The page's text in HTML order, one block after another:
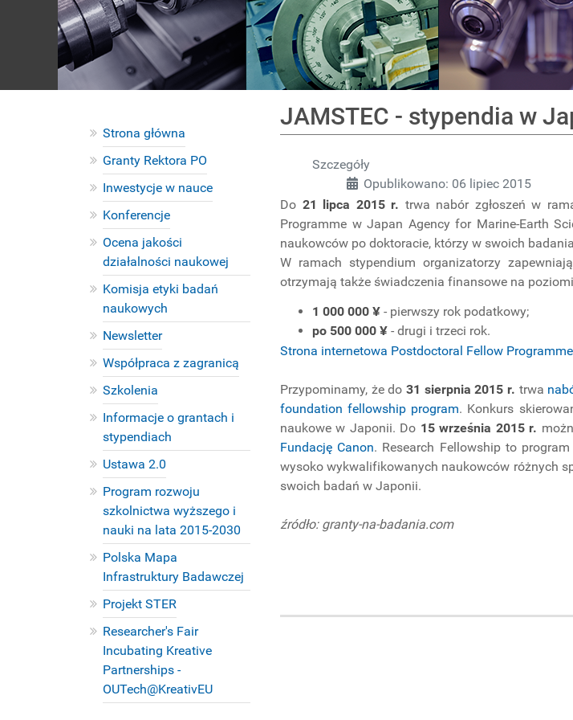
PROJEKTY
Strona główna
Granty Rektora PO
Inwestycje w nauce
Konferencje
Ocena jakości
działalności naukowej
Komisja etyki badań
naukowych
Newsletter
Współpraca z zagranicą
Szkolenia
Informacje o grantach i
stypendiach
Ustawa 2.0
Program rozwoju
szkolnictwa wyższego i
nauki na lata 2015-2030
Polska Mapa
Infrastruktury Badawczej
Projekt STER
Researcher's Fair
Incubating Kreative
Partnerships -
OUTech@KreativEU
JAMSTEC - stypendia w
Szczegóły
Opublikowano: 06 lipiec 2015
Do 21 lipca 2015 r. trwa nabór zgłoszeń w
Programme w Japan Agency for Marine-Earth
naukowców po doktoracie, którzy w swoich
W ramach stypendium organizatorzy
otrzymają także świadczenia finansowe na
1 000 000 ¥ - pierwszy rok podatkowy;
po 500 000 ¥ - drugi i trzeci rok.
Strona internetowa Postdoctoral Fellow
Przypominamy, że do 31 sierpnia 2015 r. trwa
foundation fellowship program. Konkurs
naukowe w Japonii. Do 15 września 2015 r.
Fundację Canon. Research Fellowship to
wysoko wykwalifikowanych naukowców różnych
swoich badań w Japonii.
źródło: granty-na-badania.com